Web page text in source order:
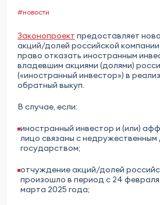
#новости
Законопроект предоставляет
акций/долей российской
право отказать иностранным
владевшим акциями (долями)
(«иностранный инвестор») в
обратный выкуп.
В случае, если:
иностранный инвестор и (или)
лицо связаны с
государством;
отчуждение акций/долей
произошло в период с 24 февраля
марта 2025 года;